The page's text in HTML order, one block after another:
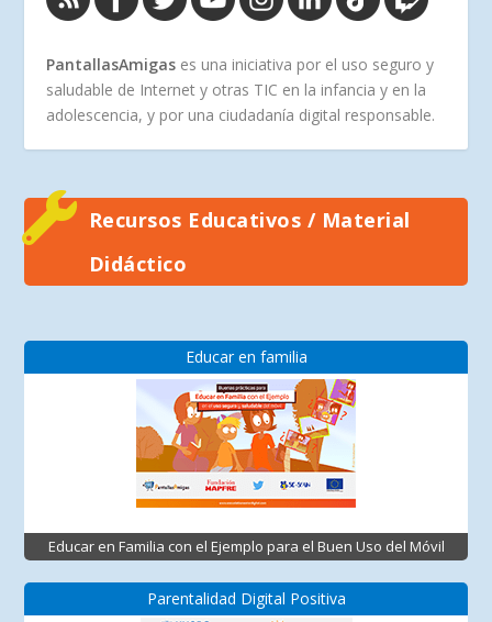
PantallasAmigas es una iniciativa por el uso seguro y
saludable de Internet y otras TIC en la infancia y en la
adolescencia, y por una ciudadanía digital responsable.
Recursos Educativos / Material
Didáctico
Educar en familia
Educar en Familia con el Ejemplo para el Buen Uso del Móvil
Parentalidad Digital Positiva